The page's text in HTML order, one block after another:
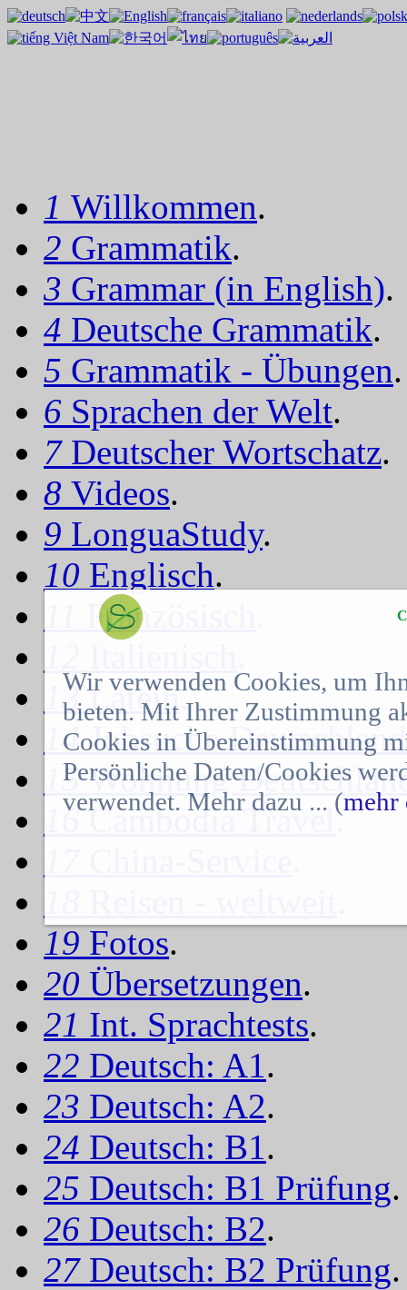
1 Willkommen.
2 Grammatik.
3 Grammar (in English).
4 Deutsche Grammatik.
5 Grammatik - Übungen.
6 Sprachen der Welt.
7 Deutscher Wortschatz.
8 Videos.
9 LonguaStudy.
10 Englisch.
Französisch
13Latein.
14Jobsuche Deutschland
15Wohnung
16Cambodia Travel .
19 Fotos.
20 Übersetzungen.
21 Int. Sprachtests.
22 Deutsch: A1.
23 Deutsch: A2.
24 Deutsch: B1.
25 Deutsch: B1 Prüfung.
26 Deutsch: B2.
27 Deutsch: B2 Prüfung.
Wir verwenden Cookies, um
bieten. Mit Ihrer Zustimmung
Cookies in Übereinstimmung
Persönliche Daten/Cookies
verwendet. Mehr dazu ... (mehr